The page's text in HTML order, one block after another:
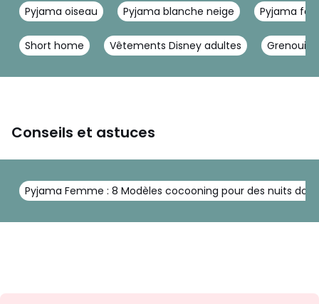
Pyjama oiseau Pyjama blanche neige Pyjama
Short home Vêtements Disney adultes
Conseils et astuces
Pyjama Femme : 8 Modèles cocooning pour des nuits